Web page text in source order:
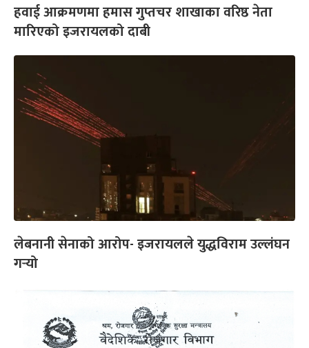
हवाई आक्रमणमा हमास गुप्तचर शाखाका वरिष्ठ नेता
मारिएको इजरायलको दाबी
लेबनानी सेनाको आरोप- इजरायलले युद्धविराम उल्लंघन
गर्‍यो